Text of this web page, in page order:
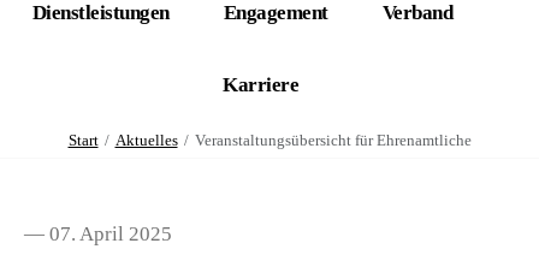
Dienstleistungen Engagement Verband
Karriere
Start Aktuelles Veranstaltungsübersicht für Ehrenamtliche
— 07. April 2025